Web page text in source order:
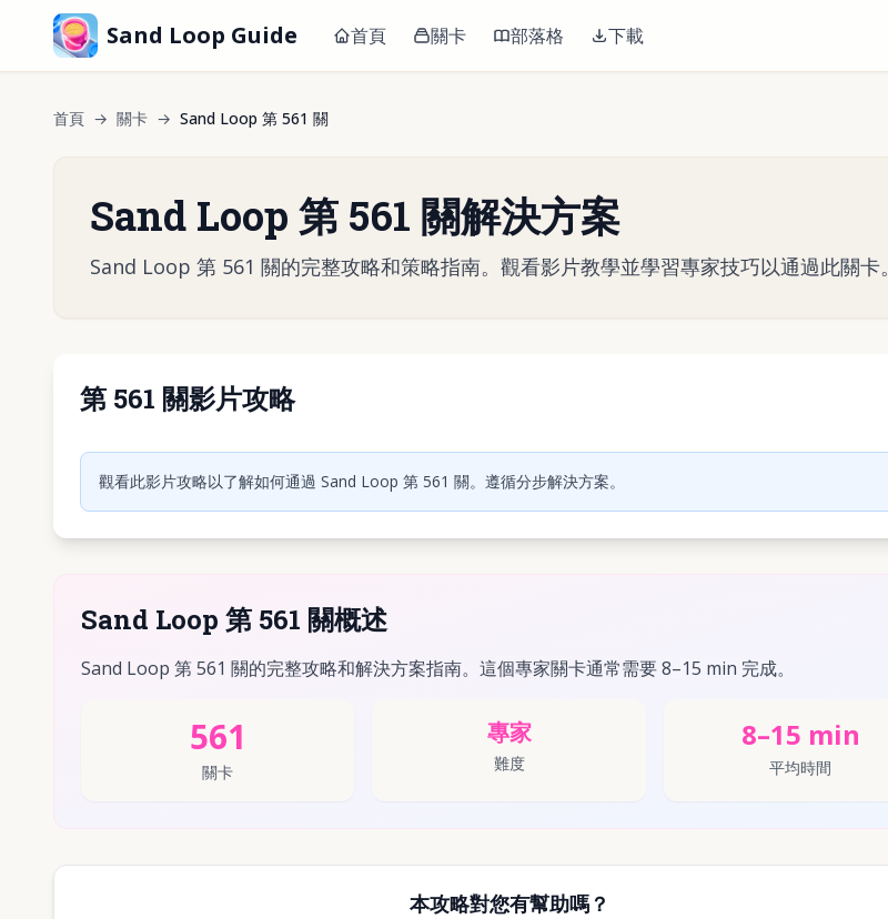
Sand Loop Guide 首頁 關卡 部落格 下載
首頁 → 關卡 → Sand Loop 第 561 關
Sand Loop 第 561 關解決方案
Sand Loop 第 561 關的完整攻略和策略指南。觀看影片教學並學習專家技巧以通過此關卡。
第 561 關影片攻略
觀看此影片攻略以了解如何通過 Sand Loop 第 561 關。遵循分步解決方案。
Sand Loop 第 561 關概述
Sand Loop 第 561 關的完整攻略和解決方案指南。這個專家關卡通常需要 8–15 min 完成。
561
關卡
專家
難度
8–15 min
平均時間
本攻略對您有幫助嗎？